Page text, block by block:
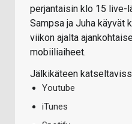
perjantaisin klo 15 live-
Sampsa ja Juha käyvät
viikon ajalta
mobiiliaiheet.
Jälkikäteen
Youtube
iTunes